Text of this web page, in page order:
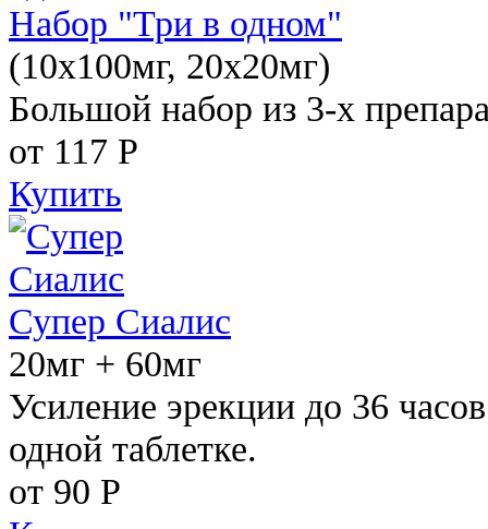
Набор "Три в одном"
(10x100мг, 20x20мг)
Большой набор из 3-х
от 117 Р
Купить
Супер Сиалис
20мг + 60мг
Усиление эрекции до 36
одной таблетке.
от 90 Р